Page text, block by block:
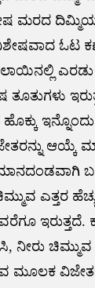
ಮರದ ದಿಮ್ಮಿಯ
ಓಟ
ಎರಡು
ಆಯ್ಕೆ
ಎತ್ತರ
ಇರುತ್ತದೆ.
ನೀರು ಚಿಮ್ಮುವ
ಮೂಲಕ